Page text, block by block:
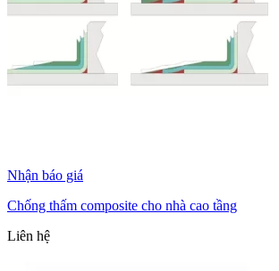
Nhận báo giá
Chống thấm composite cho nhà cao tầng
Liên hệ